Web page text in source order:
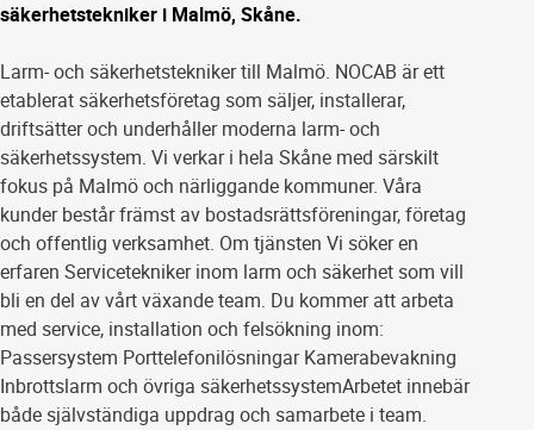
säkerhetstekniker i Malmö, Skåne.
Larm- och säkerhetstekniker till Malmö. NOCAB är ett
etablerat säkerhetsföretag som säljer, installerar,
driftsätter och underhåller moderna larm- och
säkerhetssystem. Vi verkar i hela Skåne med särskilt
fokus på Malmö och närliggande kommuner. Våra
kunder består främst av bostadsrättsföreningar, företag
och offentlig verksamhet. Om tjänsten Vi söker en
erfaren Servicetekniker inom larm och säkerhet som vill
bli en del av vårt växande team. Du kommer att arbeta
med service, installation och felsökning inom: ​
Passersystem Porttelefonilösningar Kamerabevakning
Inbrottslarm och övriga säkerhetssystem ​ Arbetet innebär
både självständiga uppdrag och samarbete i team.